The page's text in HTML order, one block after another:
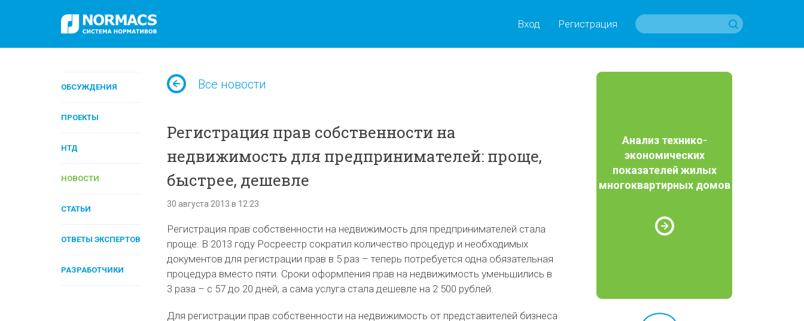
Вход Регистрация
ОБСУЖДЕНИЯ
ПРОЕКТЫ
НТД
НОВОСТИ
СТАТЬИ
ОТВЕТЫ ЭКСПЕРТОВ
РАЗРАБОТЧИКИ
Все новости
Регистрация прав собственности на
недвижимость для предпринимателей: проще,
быстрее, дешевле
30 августа 2013 в 12:23
Регистрация прав собственности на недвижимость для предпринимателей стала
проще. В 2013 году Росреестр сократил количество процедур и необходимых
документов для регистрации прав в 5 раз – теперь потребуется одна обязательная
процедура вместо пяти. Сроки оформления прав на недвижимость уменьшились в
3 раза – с 57 до 20 дней, а сама услуга стала дешевле на 2 500 рублей.
Для регистрации прав собственности на недвижимость от представителей бизнеса
Анализ технико-
экономических
показателей жилых
многоквартирных домов